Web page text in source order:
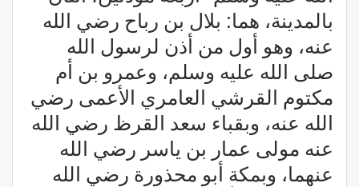
بالمدينة، هما: بلال بن رباح رضي الله
عنه، وهو أول من أذن لرسول الله
صلى الله عليه وسلم، وعمرو بن أم
مكتوم القرشي العامري الأعمى رضي
الله عنه، وبقباء سعد القرظ رضي الله
عنه مولى عمار بن ياسر رضي الله
عنهما، وبمكة أبو محذورة رضي الله